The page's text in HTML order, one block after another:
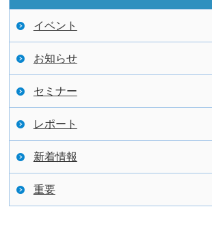
イベント
お知らせ
セミナー
レポート
新着情報
重要